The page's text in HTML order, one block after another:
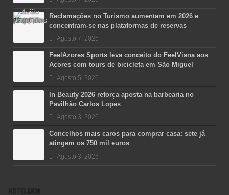
Reclamações no Turismo aumentam em 2026 e
concentram-se nas plataformas de reservas
Agosto 7, 2026
FeelAzores Sports leva conceito do FeelViana aos
Açores com tours de bicicleta em São Miguel
Agosto 5, 2026
In Beauty 2026 reforça aposta na barbearia no
Pavilhão Carlos Lopes
Agosto 3, 2026
Concelhos mais caros para comprar casa: sete já
atingem os 750 mil euros
Agosto 3, 2026
HOTELARIA